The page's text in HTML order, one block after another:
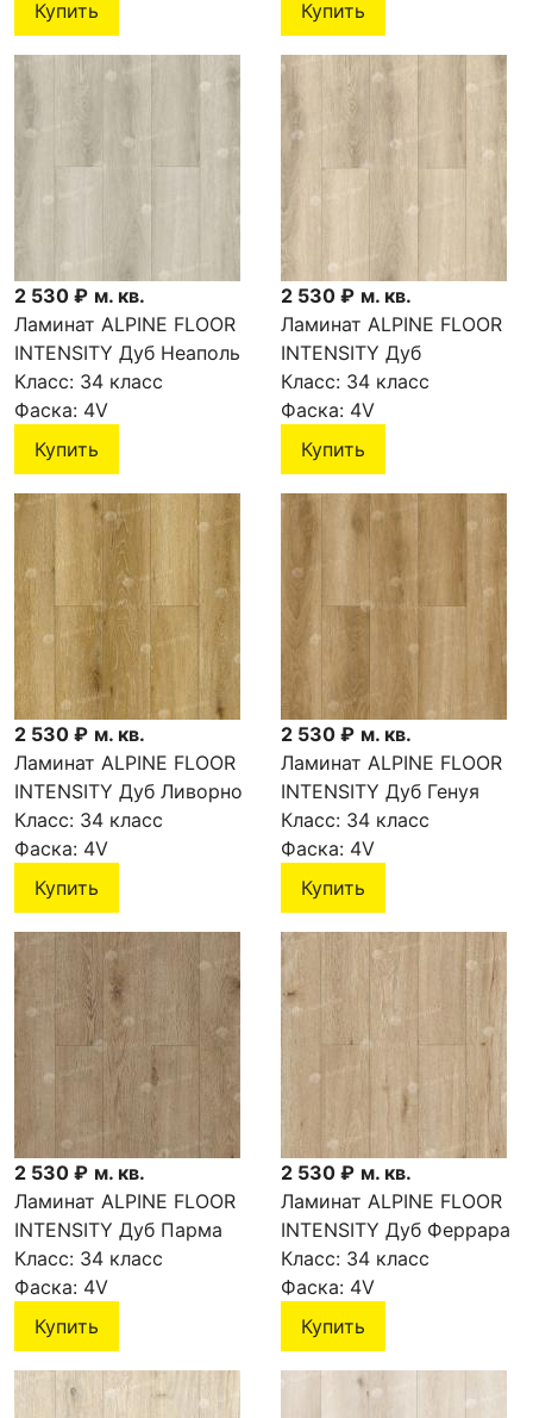
Купить Купить
2 530 ₽ м. кв.
Ламинат ALPINE FLOOR
INTENSITY Дуб Неаполь
LF101-08
Класс: 34 класс
Фаска: 4V
Купить
2 530 ₽ м. кв.
Ламинат ALPINE FLOOR
INTENSITY Дуб
Флоренция LF101-07
Класс: 34 класс
Фаска: 4V
Купить
2 530 ₽ м. кв.
Ламинат ALPINE FLOOR
INTENSITY Дуб Ливорно
LF101-06
Класс: 34 класс
Фаска: 4V
Купить
2 530 ₽ м. кв.
Ламинат ALPINE FLOOR
INTENSITY Дуб Генуя
LF101-05
Класс: 34 класс
Фаска: 4V
Купить
2 530 ₽ м. кв.
Ламинат ALPINE FLOOR
INTENSITY Дуб Парма
LF101-04
Класс: 34 класс
Фаска: 4V
Купить
2 530 ₽ м. кв.
Ламинат ALPINE FLOOR
INTENSITY Дуб Феррара
LF101-03
Класс: 34 класс
Фаска: 4V
Купить